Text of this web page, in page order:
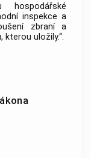
inspekce a
zbraní a
kterou uložily.“.